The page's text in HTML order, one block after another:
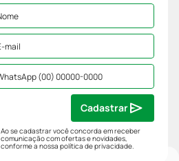
Ao se cadastrar você concorda em receber
comunicação com ofertas e novidades,
conforme a nossapolítica de privacidade.
Cadastrar